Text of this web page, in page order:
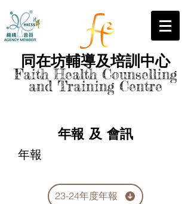
同在坊輔導及培訓中心
Faith Health Counselling
and Training Centre
​ 年報 及 會訊
年報
23-24年度年報